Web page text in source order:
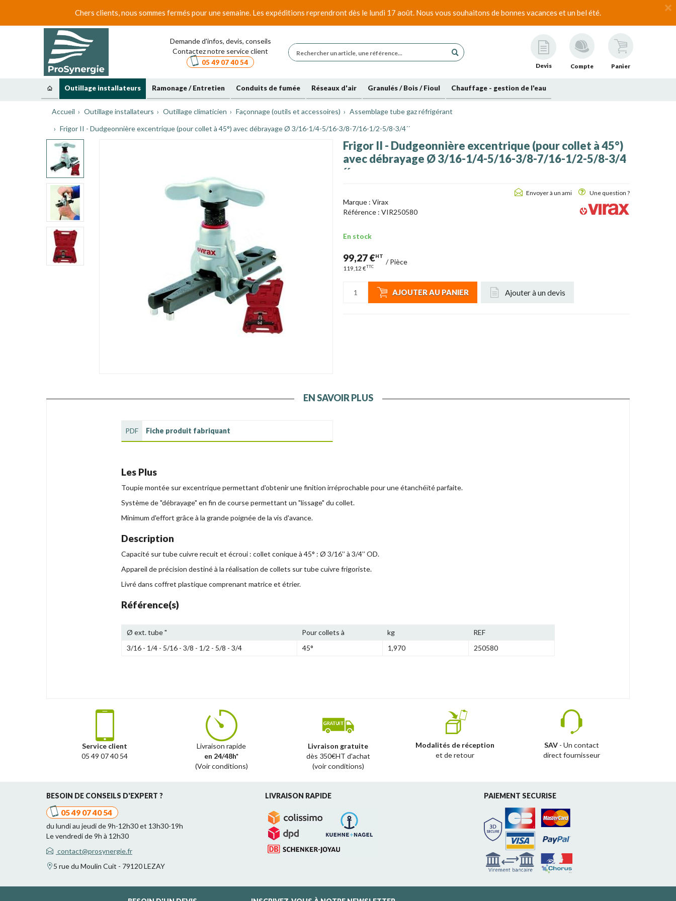
Chers clients, nous sommes fermés pour une semaine. Les expéditions reprendront dès le lundi 17 août. Nous vous souhaitons de bonnes vacances et un bel été.
Demande d'infos, devis, conseils
Contactez notre service client
05 49 07 40 54 Devis Compte Panier
Outillage installateurs Ramonage / Entretien Conduits de fumée Réseaux d'air Granulés / Bois / Fioul Chauffage - gestion de l'eau
Accueil Outillage installateurs Outillage climaticien Façonnage (outils et accessoires)
Assemblage tube gaz réfrigérant
Frigor II - Dudgeonnière excentrique (pour collet à 45°) avec débrayage Ø 3/16-1/4-5/16-3/8-7/16-1/2-5/8-3/4´´
Frigor II - Dudgeonnière excentrique (pour collet à 45°)
avec débrayage Ø 3/16-1/4-5/16-3/8-7/16-1/2-5/8-3/4
´´
Envoyer à un ami Une question ?
Marque : Virax
Référence : VIR250580
En stock
99,27 €HT
119,12 €TTC
/Pièce
AJOUTER AU PANIER Ajouter à un devis
EN SAVOIR PLUS
PDF Fiche produit fabriquant
Les Plus
Toupie montée sur excentrique permettant d'obtenir une finition irréprochable pour une étanchéïté parfaite.
Système de "débrayage" en fin de course permettant un "lissage" du collet.
Minimum d'effort grâce à la grande poignée de la vis d'avance.
Description
Capacité sur tube cuivre recuit et écroui : collet conique à 45° : Ø 3/16’’ à 3/4’’ OD.
Appareil de précision destiné à la réalisation de collets sur tube cuivre frigoriste.
Livré dans coffret plastique comprenant matrice et étrier.
Référence(s)
Ø ext. tube " Pour collets à kg
REF
3/16 - 1/4 - 5/16 - 3/8 - 1/2 - 5/8 - 3/4
45° 1,970 250580
Service client
05 49 07 40 54
Livraison rapide
en 24/48h*
(Voir conditions)
Livraison gratuite
dès 350€HT d'achat
(voir conditions)
Modalités de réception
et de retour
SAV- Un contact
direct fournisseur
BESOIN DE CONSEILS D'EXPERT ?
05 49 07 40 54
du lundi au jeudi de 9h-12h30 et 13h30-19h
Le vendredi de 9h à 12h30
contact@prosynergie.fr
5 rue du Moulin Cuit - 79120 LEZAY
LIVRAISON RAPIDE PAIEMENT SECURISE